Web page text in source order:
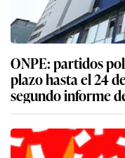
ONPE: partidos
plazo hasta el 24
segundo informe